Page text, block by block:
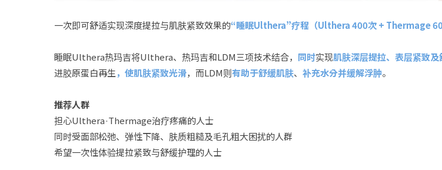
一次即可舒适实现深度提拉与肌肤紧致效果的“睡眠Ulthera”疗程（Ulthera 400次 + Thermage
睡眠Ulthera热玛吉将Ulthera、热玛吉和LDM三项技术结合， 同时实现肌肤深层提拉、表层紧致及
进胶原蛋白再生，使肌肤紧致光滑，而LDM则有助于舒缓肌肤、 补充水分并缓解浮肿。
推荐人群
担心Ulthera·Thermage治疗疼痛的人士
同时受面部松弛、弹性下降、肤质粗糙及毛孔粗大困扰的人群
希望一次性体验提拉紧致与舒缓护理的人士